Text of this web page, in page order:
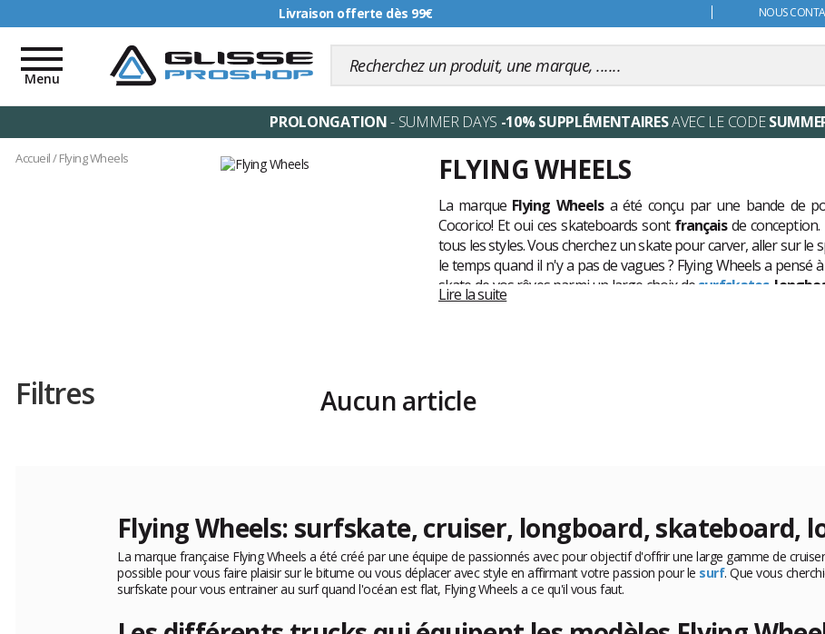
Livraison offerte dès 99€ NOUS
Toggle
navigation
Menu
PROLONGATION- SUMMER DAYS -10% SUPPLÉMENTAIRESAVEC LE CODE
Accueil/Flying Wheels FLYING WHEELS
La marque Flying Wheelsa été conçu par une bande de
Cocorico! Et oui ces skateboards sont françaisde
tous les styles. Vous cherchez un skate pour carver, aller sur le
le temps quand il n'y a pas de vagues ? Flying Wheels a pensé
skate de vos rêves parmi un large choix desurfskates
plaisirde la glisse partout où il y a du bitume.
Lire la suite
Filtres Aucun article
Flying Wheels: surfskate, cruiser, longboard, skateboard,
La marque française Flying Wheels a été créé par une équipe de passionnés avec pour objectif d'offrir une large gamme de
possible pour vous faire plaisir sur le bitume ou vous déplacer avec style en affirmant votre passion pour le surf. Que vous
surfskate pour vous entrainer au surf quand l'océan est flat, Flying Wheels a ce qu'il vous faut.